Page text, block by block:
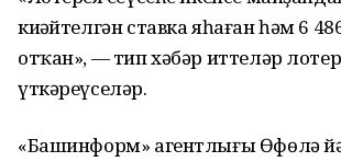
киңәйтелгән ставка яһаған һәм 6
отҡан», — тип хәбәр иттеләр
үткәреүселәр.
«Башинформ» агентлығы Өфөлә